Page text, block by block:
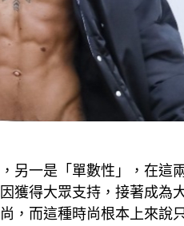
另一是「單數性」，在這
獲得大眾支持，接著成為
，而這種時尚根本上來說